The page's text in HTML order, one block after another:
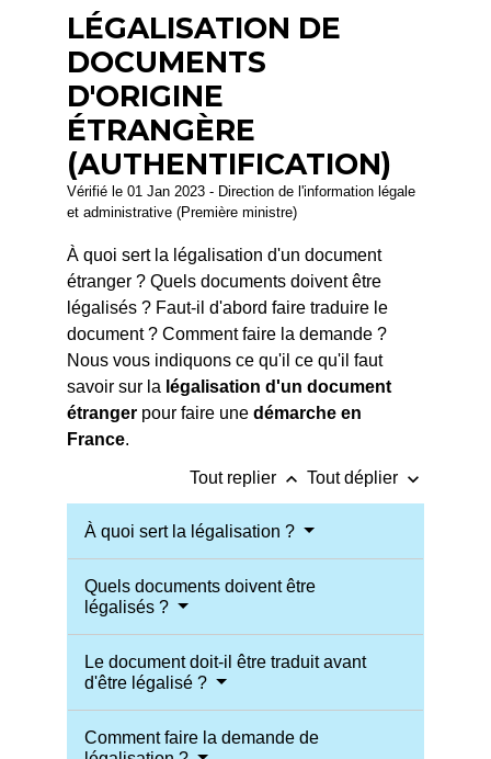
LÉGALISATION DE
DOCUMENTS
D'ORIGINE
ÉTRANGÈRE
(AUTHENTIFICATION)
Vérifié le 01 Jan 2023 - Direction de l'information légale
et administrative (Première ministre)
À quoi sert la légalisation d'un document
étranger ? Quels documents doivent être
légalisés ? Faut-il d'abord faire traduire le
document ? Comment faire la demande ?
Nous vous indiquons ce qu'il ce qu'il faut
savoir sur la légalisation d'un document
étranger pour faire unedémarche en
France.
Tout replier keyboard_arrow_up Tout déplier keyboard_arrow_down
À quoi sert la légalisation ?
Quels documents doivent être
légalisés ?
Le document doit-il être traduit avant
d'être légalisé ?
Comment faire la demande de